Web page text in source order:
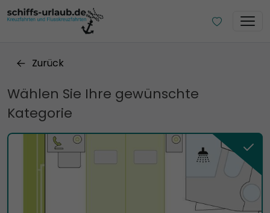
Zurück
Wählen Sie Ihre gewünschte
Kategorie